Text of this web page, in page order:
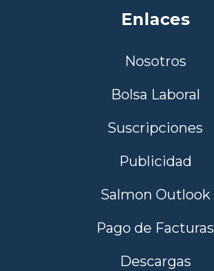
Enlaces
Nosotros
Bolsa Laboral
Suscripciones
Publicidad
Salmon Outlook
Pago de Facturas
Descargas